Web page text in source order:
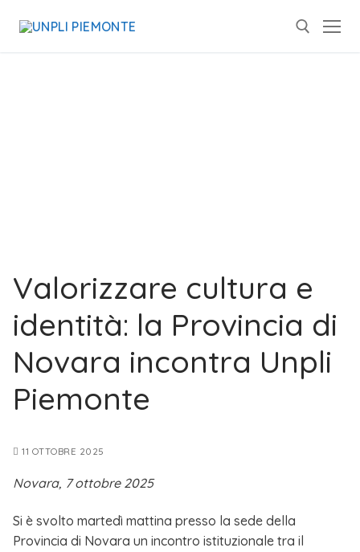
Valorizzare cultura e
identità: la Provincia di
Novara incontra Unpli
Piemonte
11 OTTOBRE 2025
Novara, 7 ottobre 2025
Si è svolto martedì mattina presso la sede della
Provincia di Novara un incontro istituzionale tra il